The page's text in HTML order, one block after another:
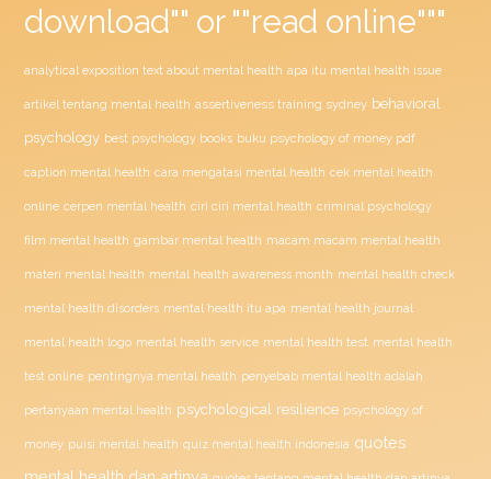
download"" or ""read online"""
analytical exposition text about mental health apa itu mental health issue
artikel tentang mental health assertiveness training sydney behavioral
psychology best psychology books buku psychology of money pdf
caption mental health cara mengatasi mental health cek mental health
online cerpen mental health ciri ciri mental health criminal psychology
film mental health gambar mental health macam macam mental health
materi mental health mental health awareness month mental health check
mental health disorders mental health itu apa mental health journal
mental health logo mental health service mental health test mental health
test online pentingnya mental health penyebab mental health adalah
pertanyaan mental health psychological resilience psychology of
money puisi mental health quiz mental health indonesia quotes